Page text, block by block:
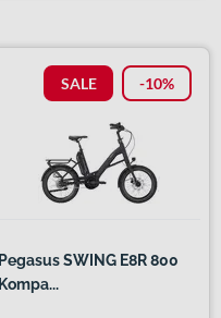
SALE -10%
Pegasus SWING E8R 800
Kompa...